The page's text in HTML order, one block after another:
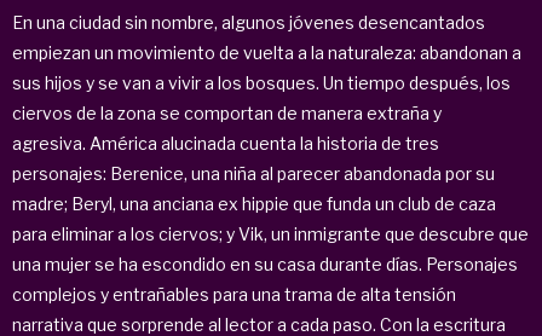
En una ciudad sin nombre, algunos jóvenes desencantados
empiezan un movimiento de vuelta a la naturaleza: abandonan a
sus hijos y se van a vivir a los bosques. Un tiempo después, los
ciervos de la zona se comportan de manera extraña y
agresiva. América alucinada cuenta la historia de tres
personajes: Berenice, una niña al parecer abandonada por su
madre; Beryl, una anciana ex hippie que funda un club de caza
para eliminar a los ciervos; y Vik, un inmigrante que descubre que
una mujer se ha escondido en su casa durante días. Personajes
complejos y entrañables para una trama de alta tensión
narrativa que sorprende al lector a cada paso. Con la escritura